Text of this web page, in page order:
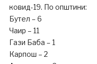
ковид-19. По општини:
Бутел – 6
Чаир – 11
Гази Баба – 1
Карпош – 2